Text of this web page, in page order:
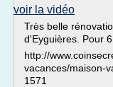
voir la vidéo
Très belle
d'Eyguières. Pour
http://
vacances/maison-
1571